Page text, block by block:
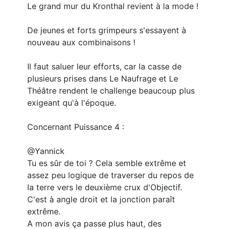
Le grand mur du Kronthal revient à la mode !
De jeunes et forts grimpeurs s'essayent à
nouveau aux combinaisons !
Il faut saluer leur efforts, car la casse de
plusieurs prises dans Le Naufrage et Le
Théâtre rendent le challenge beaucoup plus
exigeant qu'à l'époque.
Concernant Puissance 4 :
@Yannick
Tu es sûr de toi ? Cela semble extrême et
assez peu logique de traverser du repos de
la terre vers le deuxième crux d'Objectif.
C'est à angle droit et la jonction paraît
extrême.
A mon avis ça passe plus haut, des